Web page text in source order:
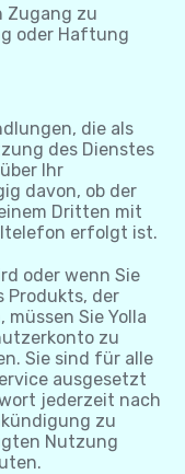
Zugang zu
oder Haftung
die als
des Dienstes
Ihr
davon, ob der
Dritten mit
erfolgt ist.
oder wenn Sie
Produkts, der
Sie Yolla
zu
Sie sind für alle
ausgesetzt
jederzeit nach
zu
Nutzung